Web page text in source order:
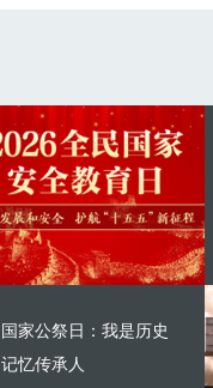
国家公祭日：我是历史
记忆传承人